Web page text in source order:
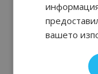
PARADISO
вашето